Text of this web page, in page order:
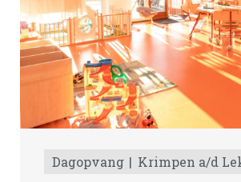
Dagopvang Krimpen a/d